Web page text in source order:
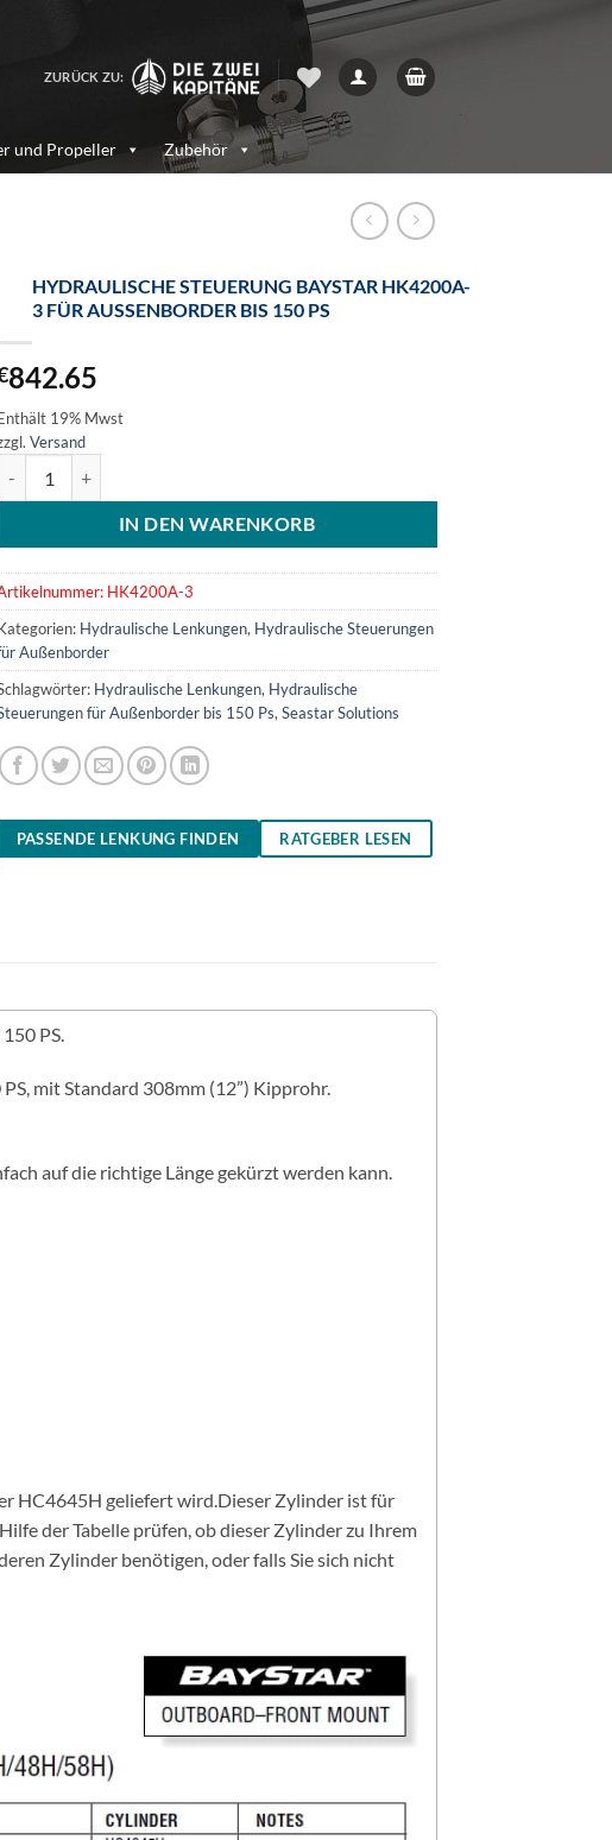
ZURÜCK ZU:
und Propeller Zubehör
HYDRAULISCHE STEUERUNG BAYSTAR HK4200A-
3 FÜR AUSSENBORDER BIS 150 PS
842.65
19% Mwst
Versand
IN DEN WARENKORB
HK4200A-3
Hydraulische Lenkungen, Hydraulische Steuerungen
Außenborder
Hydraulische Lenkungen, Hydraulische
für Außenborder bis 150 Ps,Seastar Solutions
PASSENDE LENKUNG FINDEN RATGEBER LESEN
PS.
mit Standard 308mm (12”) Kipprohr.
auf die richtige Länge gekürzt werden kann.
HC4645H geliefert wird.Dieser Zylinder ist für
der Tabelle prüfen, ob dieser Zylinder zu Ihrem
Zylinder benötigen, oder falls Sie sich nicht